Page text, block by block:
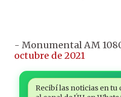
- Monumental AM
octubre de 2021
Recibí las noticias en tu